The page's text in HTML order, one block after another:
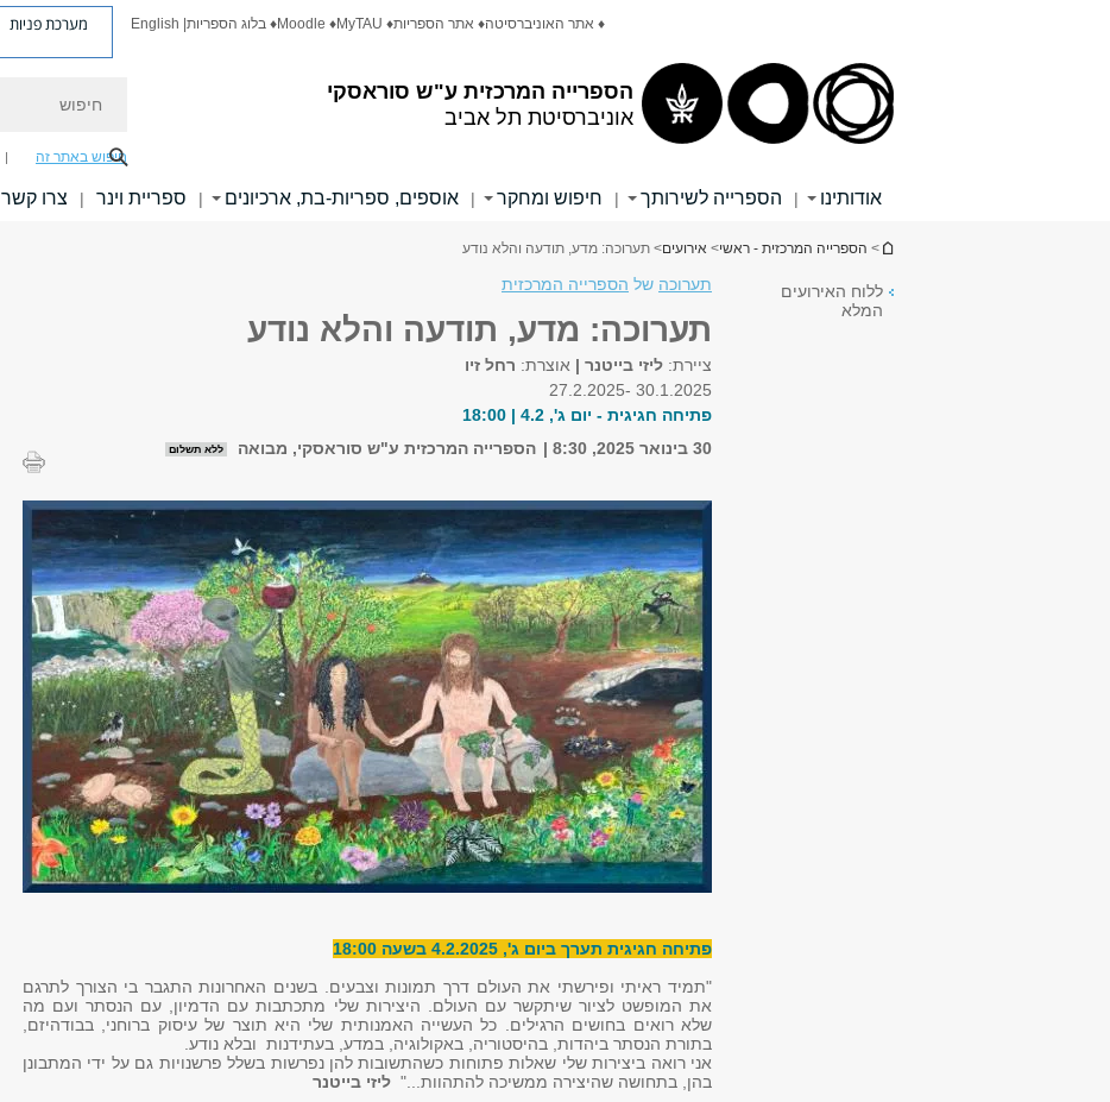
הספרייה המרכזית ע"ש סוראסקי
אוניברסיטת תל אביב
♦ אתר האוניברסיטה♦ אתר הספריות♦ MyTAU
♦ Moodle ♦ בלוג הספריות מערכת פניות
חיפוש באתר זה
אודותינו | הספרייה לשירותך | חיפוש ומחקר | אוספים, ספריות-בת, ארכיונים | ספריית וינר | צרו קשר
הינך נמצא כאן
> הספרייה המרכזית - ראשי> אירועים> תערוכה: מדע, תודעה והלא נודע
ללוח האירועים
המלא
תערוכה של הספרייה המרכזית
תערוכה: מדע, תודעה והלא נודע
ציירת: ליזי בייטנר | אוצרת: רחל זיו
30.1.2025 -27.2.2025
פתיחה חגיגית - יום ג', 4.2 | 18:00
30 בינואר 2025, 8:30
הספרייה המרכזית ע"ש סוראסקי, מבואה ללא תשלום
פתיחה חגיגית תערך ביום ג', 4.2.2025 בשעה 18:00
"תמיד ראיתי ופירשתי את העולם דרך תמונות וצבעים. בשנים האחרונות התגבר בי הצורך לתרגם
את המופשט לציור שיתקשר עם העולם. היצירות שלי מתכתבות עם הדמיון, עם הנסתר ועם מה
שלא רואים בחושים הרגילים. כל העשייה האמנותית שלי היא תוצר של עיסוק ברוחני, בבודהיזם,
בתורת הנסתר ביהדות, בהיסטוריה, באקולוגיה, במדע, בעתידנות ובלא נודע.
אני רואה ביצירות שלי שאלות פתוחות כשהתשובות להן נפרשות בשלל פרשנויות גם על ידי המתבונן
בהן, בתחושה שהיצירה ממשיכה להתהוות..." ליזי בייטנר